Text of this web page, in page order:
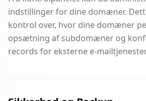
indstillinger for dine domæner.
kontrol over, hvor dine domæner
opsætning af subdomæner og
records for eksterne e-